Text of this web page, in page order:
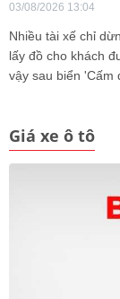
03/08/2026 13:04
Nhiều tài xế chỉ
lấy đồ cho khách
vậy sau biển 'Cấm
Giá xe ô tô